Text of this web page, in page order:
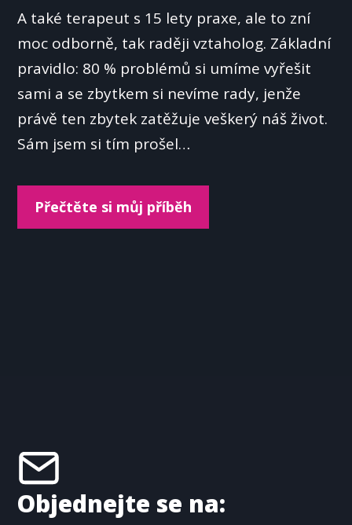
A také terapeut s 15 lety praxe, ale to zní
moc odborně, tak raději vztaholog. Základní
pravidlo: 80 % problémů si umíme vyřešit
sami a se zbytkem si nevíme rady, jenže
právě ten zbytek zatěžuje veškerý náš život.
Sám jsem si tím prošel…
Přečtěte si můj příběh
Objednejte se na: